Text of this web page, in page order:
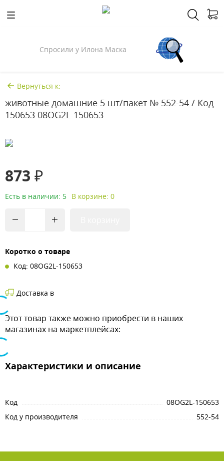
Спросили у Илона Маска
Вернуться к:
животные домашние 5 шт/пакет № 552-54 / Код
150653 08OG2L-150653
873 ₽
Есть в наличии: 5 В корзине: 0
Коротко о товаре
Код: 08OG2L-150653
Доставка в
Этот товар также можно приобрести в наших
магазинах на маркетплейсах:
Характеристики и описание
Код
08OG2L-150653
Код у производителя
552-54